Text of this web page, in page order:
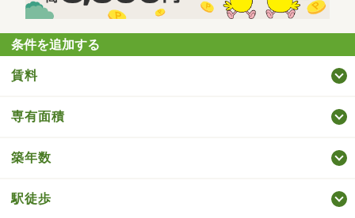
条件を追加する
賃料
専有面積
築年数
駅徒歩